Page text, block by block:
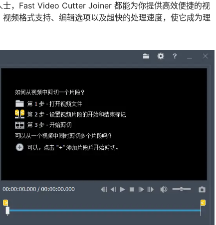
士，Fast Video Cutter Joiner 都能为你提供高效便捷的视
频格式支持、编辑选项以及超快的处理速度，使它成为理